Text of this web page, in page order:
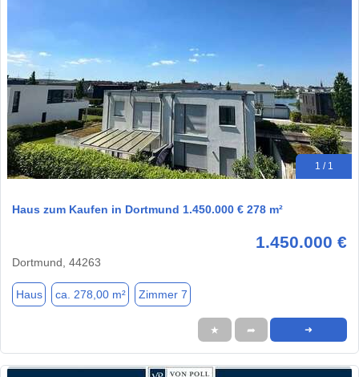
1 / 1
Haus zum Kaufen in Dortmund 1.450.000 € 278 m²
1.450.000 €
Dortmund, 44263
Haus ca. 278,00 m² Zimmer 7
★ ➦ ➜